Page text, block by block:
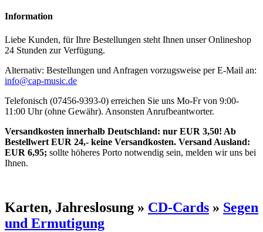
Information
Liebe Kunden, für Ihre Bestellungen steht Ihnen unser Onlineshop
24 Stunden zur Verfügung.
Alternativ: Bestellungen und Anfragen vorzugsweise per E-Mail an:
info@cap-music.de
Telefonisch (07456-9393-0) erreichen Sie uns Mo-Fr von 9:00-
11:00 Uhr (ohne Gewähr). Ansonsten Anrufbeantworter.
Versandkosten innerhalb Deutschland: nur EUR 3,50! Ab
Bestellwert EUR 24,- keine Versandkosten. Versand Ausland:
EUR 6,95; sollte höheres Porto notwendig sein, melden wir uns bei
Ihnen.
Karten, Jahreslosung » CD-Cards » Segen
und Ermutigung